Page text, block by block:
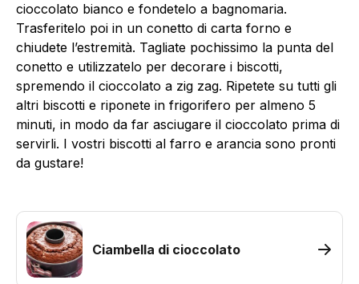
cioccolato bianco e fondetelo a bagnomaria.
Trasferitelo poi in un conetto di carta forno e
chiudete l’estremità. Tagliate pochissimo la punta del
conetto e utilizzatelo per decorare i biscotti,
spremendo il cioccolato a zig zag. Ripetete su tutti gli
altri biscotti e riponete in frigorifero per almeno 5
minuti, in modo da far asciugare il cioccolato prima di
servirli. I vostri biscotti al farro e arancia sono pronti
da gustare!
Ciambella di cioccolato